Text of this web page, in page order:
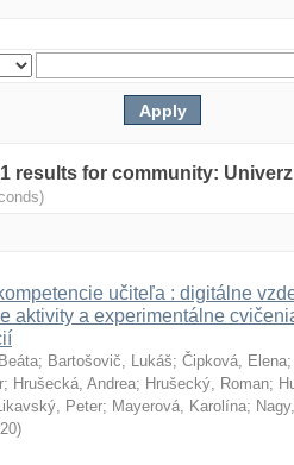
results for community:
učiteľa : digitálne
aktivity a experimentálne
; Bartošovič, Lukáš; Čipková, Elena
; Hrušecká, Andrea; Hrušecký, Roman;
Peter; Mayerová, Karolína;
)